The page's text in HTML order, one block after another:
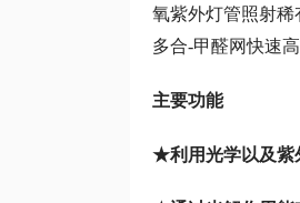
氧紫外灯管照射
多合-甲醛网快速
主要功能
★利用光学以及